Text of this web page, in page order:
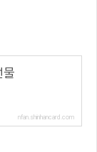
물
nfan.shinhancard.com